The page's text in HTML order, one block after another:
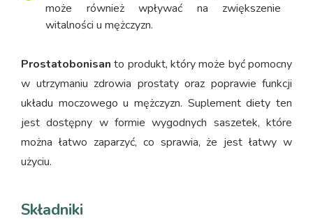
może również wpływać na zwiększenie
witalności u mężczyzn.
Prostatobonisan to produkt, który może być pomocny
w utrzymaniu zdrowia prostaty oraz poprawie funkcji
układu moczowego u mężczyzn. Suplement diety ten
jest dostępny w formie wygodnych saszetek, które
można łatwo zaparzyć, co sprawia, że ​​jest łatwy w
użyciu.
Składniki